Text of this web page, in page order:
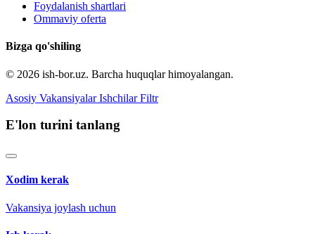
Foydalanish shartlari
Ommaviy oferta
Bizga qo'shiling
© 2026 ish-bor.uz. Barcha huquqlar himoyalangan.
Asosiy Vakansiyalar Ishchilar Filtr
E'lon turini tanlang
Xodim kerak
Vakansiya joylash uchun